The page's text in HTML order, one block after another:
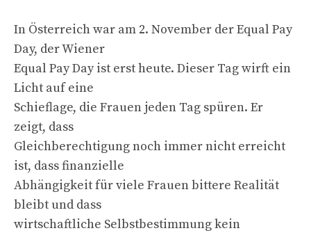
In Österreich war am 2. November der Equal Pay
Day, der Wiener
Equal Pay Day ist erst heute. Dieser Tag wirft ein
Licht auf eine
Schieflage, die Frauen jeden Tag spüren. Er
zeigt, dass
Gleichberechtigung noch immer nicht erreicht
ist, dass finanzielle
Abhängigkeit für viele Frauen bittere Realität
bleibt und dass
wirtschaftliche Selbstbestimmung kein